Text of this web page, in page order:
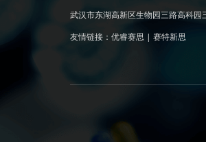
武汉市东湖高新区生物园三路高科
友情链接： 优睿赛思 | 赛特新思